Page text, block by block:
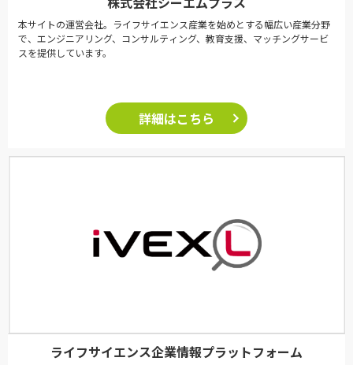
本サイトの運営会社。ライフサイエンス産業を始めとする幅広い産業分野
で、エンジニアリング、コンサルティング、教育支援、マッチングサービ
スを提供しています。
詳細はこちら
ライフサイエンス企業情報プラットフォーム